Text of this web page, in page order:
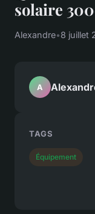
solaire
Alexandre•8 juillet
A
TAGS
Équipement